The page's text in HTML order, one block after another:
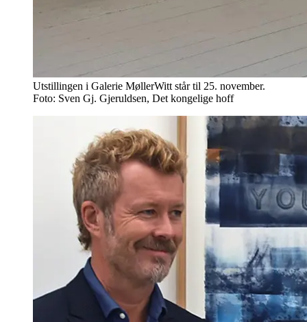
Utstillingen i Galerie MøllerWitt står til 25. november.
Foto: Sven Gj. Gjeruldsen, Det kongelige hoff